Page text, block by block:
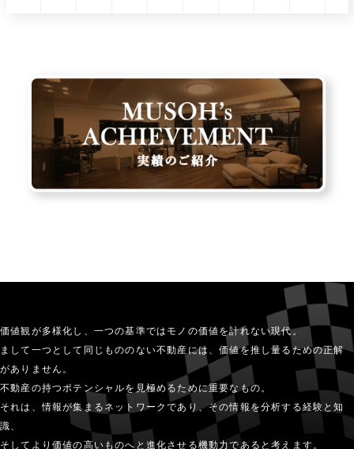
価値観が多様化し、一つの基準ではモノの価値を計れない現代。
まして一つとして同じもののない不動産には、価値を推し量るための正解
がありません。
不動産の持つポテンシャルを見極めるために重要なもの。
それは、情報が集まるネットワークであり、その情報を分析する経験と知
識、
そしてより価値の高いものへと進化させる機動力であると考えます。